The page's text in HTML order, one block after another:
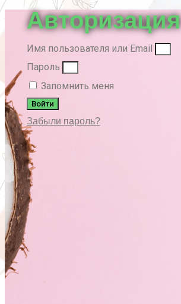
Авторизация
Имя пользователя или Email
Пароль
Запомнить меня
Войти
Забыли пароль?